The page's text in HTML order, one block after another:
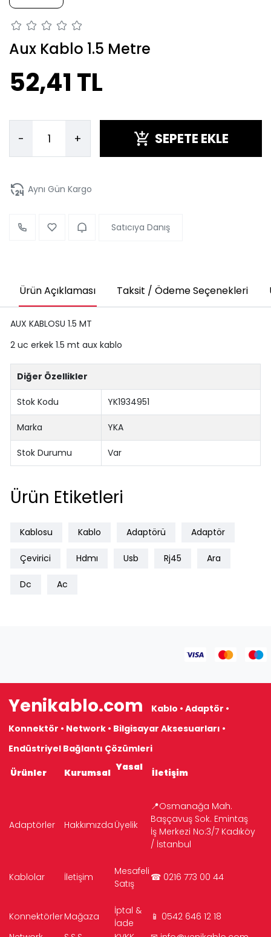
Aux Kablo 1.5 Metre
52,41 TL
- + SEPETE EKLE
Aynı Gün Kargo
Satıcıya Danış
Ürün Açıklaması Taksit / Ödeme Seçenekleri
AUX KABLOSU 1.5 MT
2 uc erkek 1.5 mt aux kablo
Diğer Özellikler
Stok Kodu YK1934951
Marka YKA
Stok Durumu Var
Ürün Etiketleri
Kablosu Kablo Adaptörü Adaptör
Çevirici Hdmı Usb Rj45 Ara
Dc Ac
Yenikablo.com
Kablo • Adaptör •
Konnektör • Network • Bilgisayar Aksesuarları •
Endüstriyel Bağlantı Çözümleri
Ürünler
Kurumsal Yasal İletişim
Adaptörler Hakkımızda Üyelik
📍Osmanağa Mah.
Başçavuş Sok. Emintaş
İş Merkezi No:3/7 Kadıköy
/ İstanbul
Kablolar İletişim
Mesafeli
Satış
☎ 0216 773 00 44
KonnektörlerMağaza
İptal &
İade
📱 0542 646 12 18